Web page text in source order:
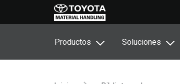
Productos Soluciones